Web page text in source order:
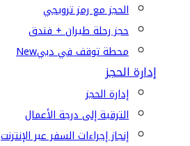
الحجز مع رمز ترويجي
حجز رحلة طيران + فندق
محطة توقف في دبيNew
إدارة الحجز
إدارة الحجز
الترقية إلى درجة الأعمال
إنجاز إجراءات السفر عبر الإنترنت